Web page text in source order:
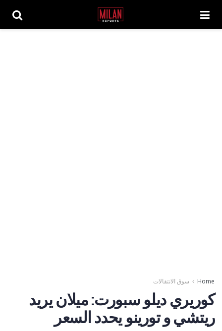
Home سوق الانتقالات
كوريري ديلو سبورت: ميلان يريد
ريتشي و تورينو يحدد السعر